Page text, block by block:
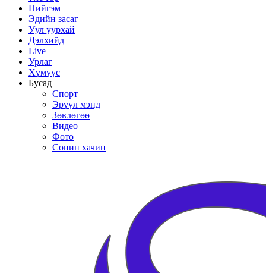
Нийгэм
Эдийн засаг
Уул уурхай
Дэлхийд
Live
Урлаг
Хүмүүс
Бусад
Спорт
Эрүүл мэнд
Зөвлөгөө
Видео
Фото
Сонин хачин